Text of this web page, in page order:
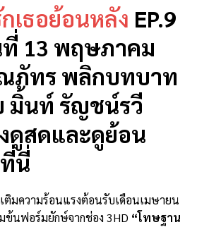
เธอย้อนหลัง EP.9
13 พฤษภาคม
ภัทร พลิกบทบาท
มิ้นท์ รัญชน์รวี
ดูสดและดูย้อน
นี่
มความร้อนแรงต้อนรับเดือนเมษายน
ข้นฟอร์มยักษ์จากช่อง 3HD “โทษฐาน